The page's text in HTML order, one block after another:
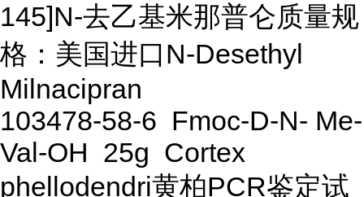
145]N-去乙基米那普仑质量规
格：美国进口N-Desethyl
Milnacipran
103478-58-6 Fmoc-D-N- Me-
Val-OH 25g Cortex
phellodendri黄柏PCR鉴定试